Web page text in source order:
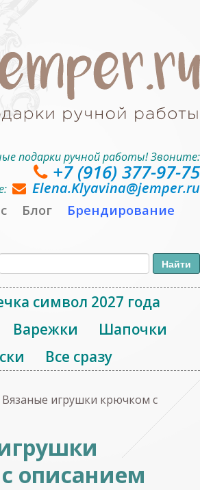
подарки ручной работы! Звоните:
+7 (916) 377-97-75
Elena.Klyavina@jemper.ru
Блог
Брендирование
символ 2027 года
Варежки
Шапочки
Все сразу
Вязаные игрушки крючком с
описанием